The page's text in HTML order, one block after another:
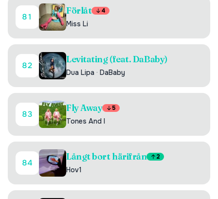
81
Förlåt 4
Miss Li
82
Levitating (feat. DaBaby)
Dua Lipa · DaBaby
83
Fly Away 5
Tones And I
84
Långt bort härifrån 2
Hov1